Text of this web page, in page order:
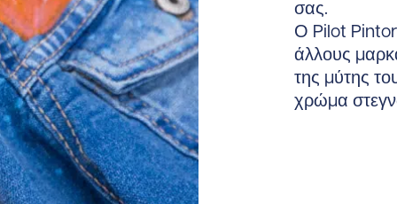
σας.
Ο Pilot Pintor
άλλους
της μύτης
χρώμα